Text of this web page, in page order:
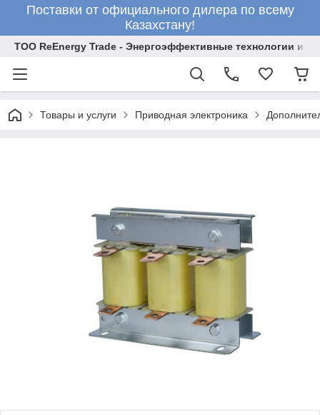
Поставки от официального дилера по всему
Казахстану!
ТОО ReEnergy Trade - Энергоэффективные технологии и
Товары и услуги Приводная электроника